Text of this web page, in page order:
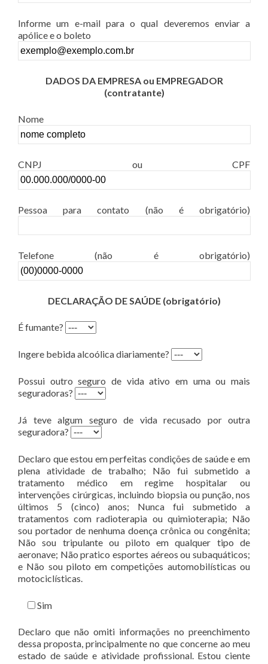
Informe um e-mail para o qual deveremos enviar a
apólice e o boleto
DADOS DA EMPRESA ou EMPREGADOR
(contratante)
Nome
CNPJ ou CPF
Pessoa para contato (não é obrigatório)
Telefone (não é obrigatório)
DECLARAÇÃO DE SAÚDE (obrigatório)
É fumante?
Ingere bebida alcoólica diariamente?
Possui outro seguro de vida ativo em uma ou mais
seguradoras?
Já teve algum seguro de vida recusado por outra
seguradora?
Declaro que estou em perfeitas condições de saúde e em
plena atividade de trabalho; Não fui submetido a
tratamento médico em regime hospitalar ou
intervenções cirúrgicas, incluindo biopsia ou punção, nos
últimos 5 (cinco) anos; Nunca fui submetido a
tratamentos com radioterapia ou quimioterapia; Não
sou portador de nenhuma doença crônica ou congênita;
Não sou tripulante ou piloto em qualquer tipo de
aeronave; Não pratico esportes aéreos ou subaquáticos;
e Não sou piloto em competições automobilísticas ou
motociclísticas.
Sim
Declaro que não omiti informações no preenchimento
dessa proposta, principalmente no que concerne ao meu
estado de saúde e atividade profissional. Estou ciente